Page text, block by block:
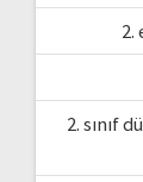
2.
2. sınıf